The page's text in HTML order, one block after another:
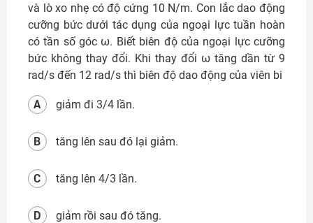
và lò xo nhẹ có độ cứng 10 N/m. Con lắc dao động
cưỡng bức dưới tác dụng của ngoại lực tuần hoàn
có tần số góc ω. Biết biên độ của ngoại lực cưỡng
bức không thay đổi. Khi thay đổi ω tăng dần từ 9
rad/s đến 12 rad/s thì biên độ dao động của viên bi
giảm đi 3/4 lần.
A
tăng lên sau đó lại giảm.
B
tăng lên 4/3 lần.
C
giảm rồi sau đó tăng.
D